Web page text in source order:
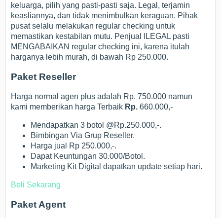
keluarga, pilih yang pasti-pasti saja. Legal, terjamin
keasliannya, dan tidak menimbulkan keraguan. Pihak
pusat selalu melakukan regular checking untuk
memastikan kestabilan mutu. Penjual ILEGAL pasti
MENGABAIKAN regular checking ini, karena itulah
harganya lebih murah, di bawah Rp 250.000.
Paket Reseller
Harga normal agen plus adalah Rp. 750.000 namun
kami memberikan harga Terbaik Rp. 660.000,-
Mendapatkan 3 botol @Rp.250.000,-.
Bimbingan Via Grup Reseller.
Harga jual Rp 250.000,-.
Dapat Keuntungan 30.000/Botol.
Marketing Kit Digital dapatkan update setiap hari.
Beli Sekarang
Paket Agent